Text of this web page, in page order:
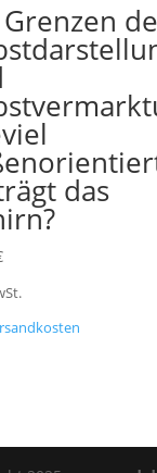
das